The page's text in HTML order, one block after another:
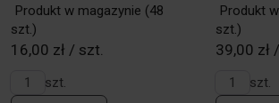
Produkt w magazynie (48
szt.)
16,00 zł / szt.
szt.
Produkt
szt.)
39,00 zł
szt.